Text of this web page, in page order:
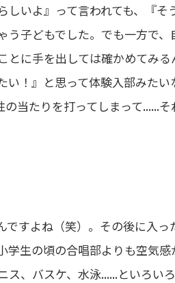
いよ』って言われても、『
子どもでした。でも一方で
に手を出しては確かめてみ
！』と思って体験入部みた
当たりを打ってしまって......
ですよね（笑）。その後に入
学生の頃の合唱部よりも空気
、バスケ、水泳......といろい